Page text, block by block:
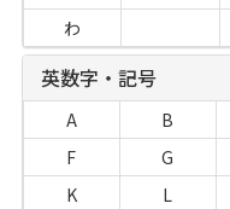
わ
英数字・記号
A B
F
G
K
L